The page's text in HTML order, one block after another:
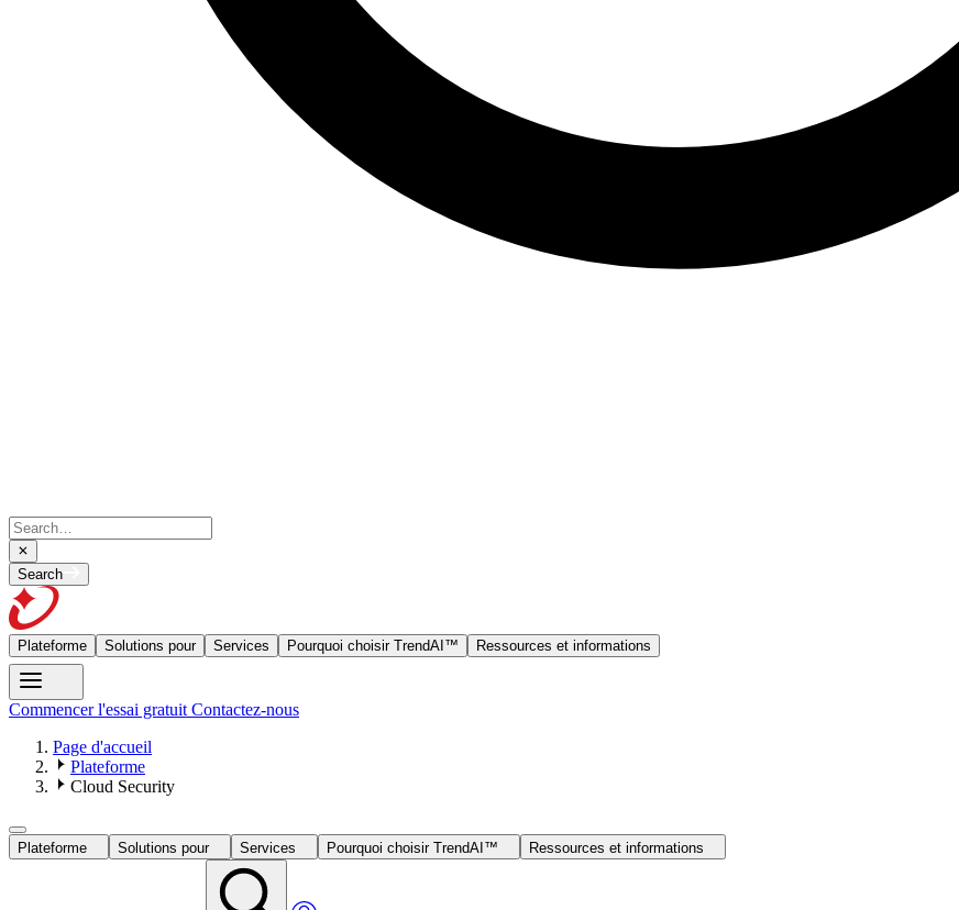
Search
Plateforme Solutions pour Services Pourquoi choisir TrendAI™ Ressources et informations
Commencer l'essai gratuit Contactez-nous
Page d'accueil
Plateforme
Cloud Security
Plateforme Solutions pour Services Pourquoi choisir TrendAI™ Ressources et informations